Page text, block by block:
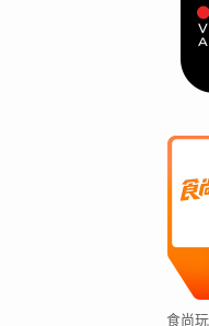
食尚